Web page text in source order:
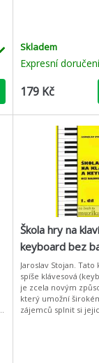
Skladem
Expresní
179 Kč
Škola hry na
keyboard bez
klíče 1
Jaroslav Stojan.
spíše klávesová
je zcela novým
který umožní
zájemců splnit si